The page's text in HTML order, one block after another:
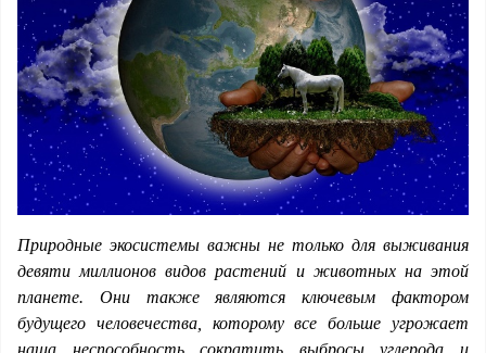
Природные экосистемы важны не только для выживания
девяти миллионов видов растений и животных на этой
планете. Они также являются ключевым фактором
будущего человечества, которому все больше угрожает
наша неспособность сократить выбросы углерода и